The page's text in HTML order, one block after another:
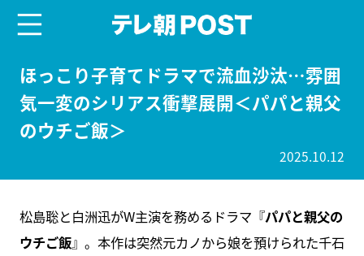
ほっこり子育てドラマで流血沙汰…雰囲
気一変のシリアス衝撃展開＜パパと親父
のウチご飯＞
2025.10.12
松島聡と白洲迅がW主演を務めるドラマ『パパと親父の
ウチご飯』。本作は突然元カノから娘を預けられた千石